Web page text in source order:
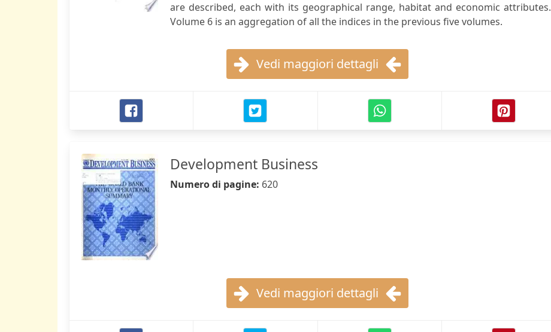
are described, each with its geographical range, habitat and economic attributes.
Volume 6 is an aggregation of all the indices in the previous five volumes.
Vedi maggiori dettagli
Development Business
Numero di pagine: 620
Vedi maggiori dettagli